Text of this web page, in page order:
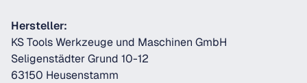
Hersteller:
KS Tools Werkzeuge und Maschinen GmbH
Seligenstädter Grund 10-12
63150 Heusenstamm